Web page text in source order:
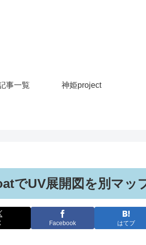
事一覧 神姫project
でUV展開図を別マッ
Facebook はてブ